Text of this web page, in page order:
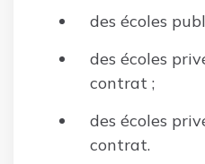
des écoles
des écoles
contrat ;
des écoles
contrat.